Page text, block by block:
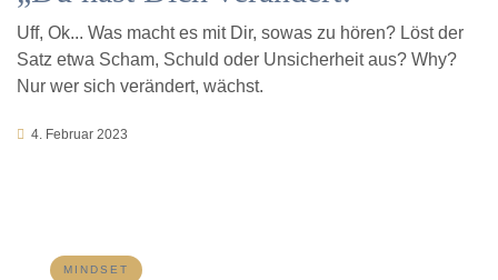
Uff, Ok... Was macht es mit Dir, sowas zu hören? Löst der
Satz etwa Scham, Schuld oder Unsicherheit aus? Why?
Nur wer sich verändert, wächst.
4. Februar 2023
MINDSET